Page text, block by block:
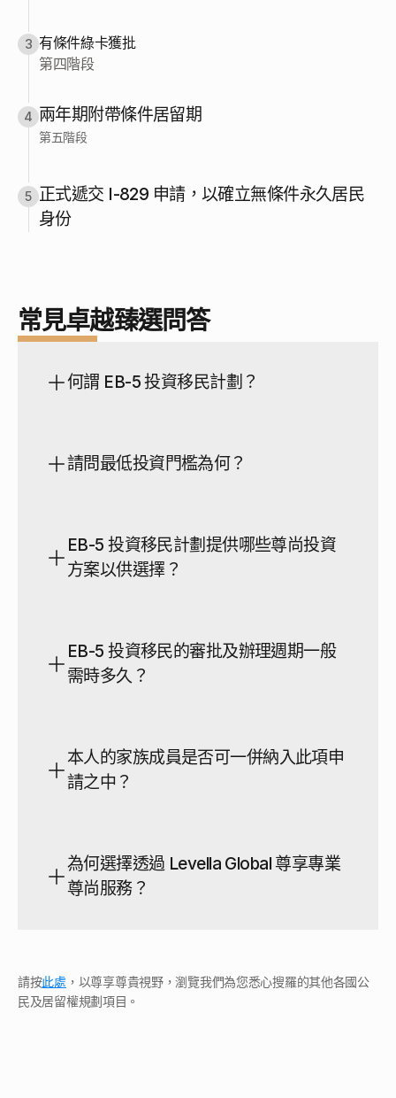
3 有條件綠卡獲批
第四階段
4 兩年期附帶條件居留期
第五階段
5 正式遞交 I-829 申請，以確立無條件永久居民
身份
常見卓越臻選問答
何謂 EB-5 投資移民計劃？
此項目為美國政府特設之投資移民計劃，旨在讓尊貴的外
籍投資者透過投放符合資格的資金，積極促進美國經濟並
創造就業機會，從而穩健地榮獲美國永久居民身份（綠
請問最低投資門檻為何？
80 萬美元起；至於非目標就業區項目，尊貴投資額度要
求則為 105 萬美元。
EB-5 投資移民計劃提供哪些尊尚投資
方案以供選擇？
投資者普遍選擇經由政府核准的區域中心項目進行投資，
EB-5 投資移民的審批及辦理週期一般
需時多久？
本人的家族成員是否可一併納入此項申
請之中？
為何選擇透過 Levella Global 尊享專業
尊尚服務？
請按此處 ，以尊享尊貴視野，瀏覽我們為您悉心搜羅的其他各國公
民及居留權規劃項目。